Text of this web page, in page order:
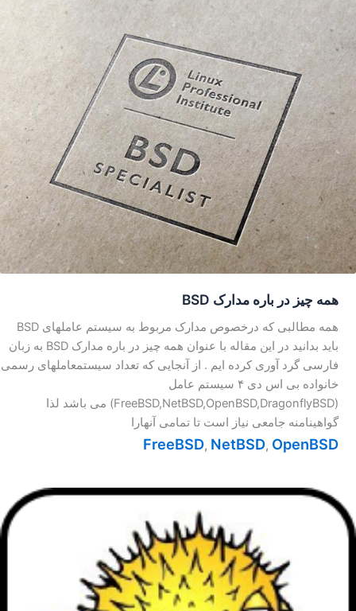
همه چیز در باره مدارک BSD
همه مطالبی که درخصوص مدارک مربوط به سیستم عاملهای BSD
باید بدانید در این مقاله با عنوان همه چیز در باره مدارک BSD به زبان
فارسی گرد آوری کرده ایم . از آنجایی که تعداد سیستمعاملهای رسمی
خانواده بی اس دی ۴ سیستم عامل
(FreeBSD,NetBSD,OpenBSD,DragonflyBSD) می باشد لذا
گواهینامنه جامعی نیاز است تا تمامی آنهارا
FreeBSD, NetBSD, OpenBSD